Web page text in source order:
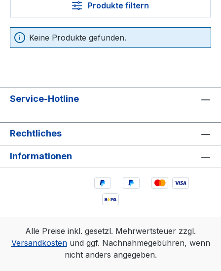
Produkte filtern
Keine Produkte gefunden.
Service-Hotline
Rechtliches
Informationen
Alle Preise inkl. gesetzl. Mehrwertsteuer zzgl.
Versandkostenund ggf. Nachnahmegebühren, wenn
nicht anders angegeben.